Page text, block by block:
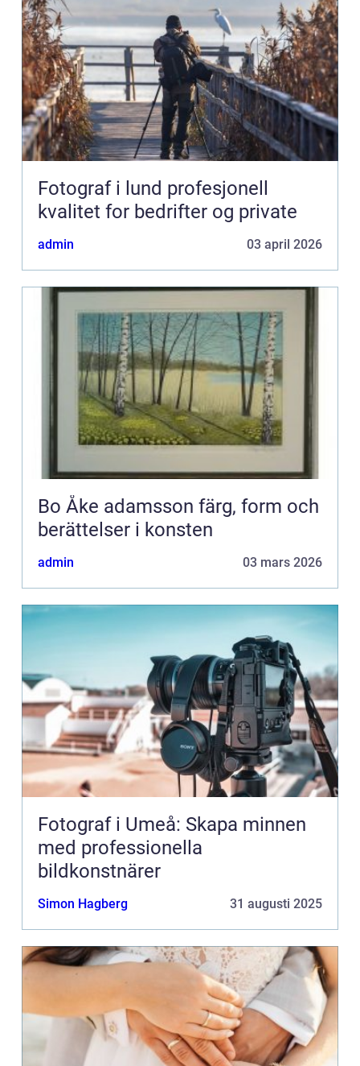
Fotograf i lund profesjonell
kvalitet for bedrifter og private
admin 03 april 2026
Bo Åke adamsson färg, form och
berättelser i konsten
admin 03 mars 2026
Fotograf i Umeå: Skapa minnen
med professionella
bildkonstnärer
Simon Hagberg 31 augusti 2025